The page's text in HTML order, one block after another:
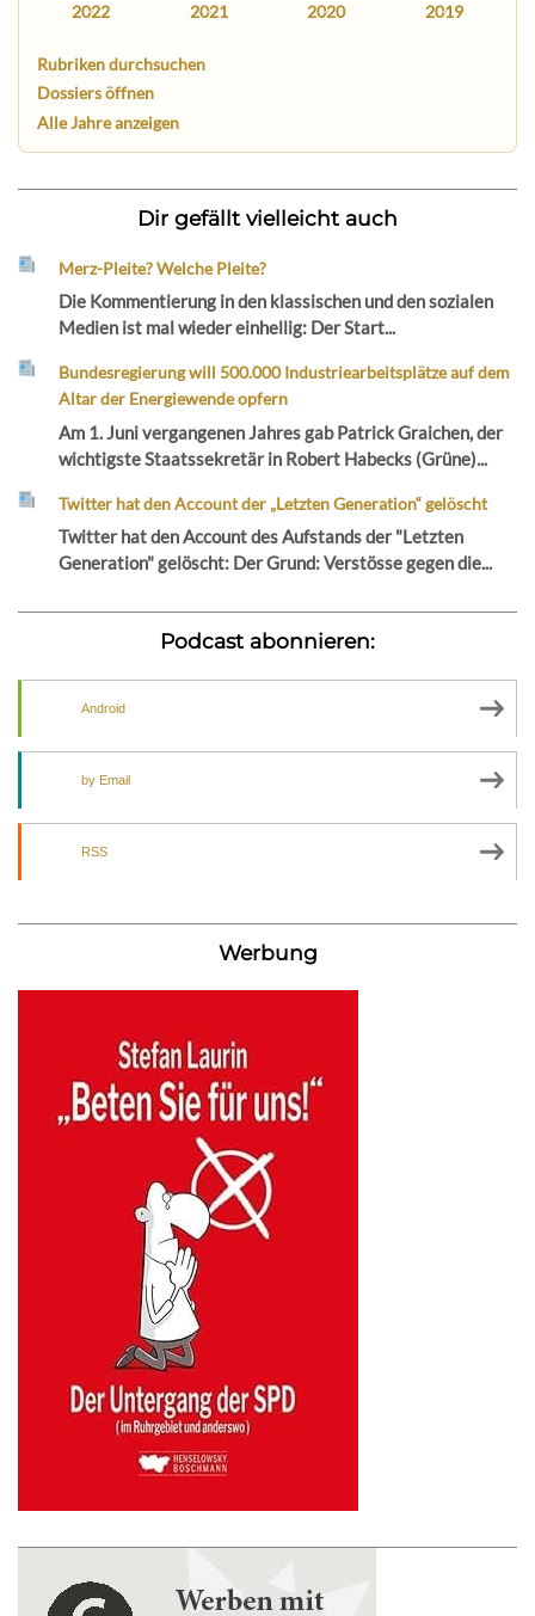
2022 2021 2020 2019
Rubriken durchsuchen
Dossiers öffnen
Alle Jahre anzeigen
Dir gefällt vielleicht auch
Merz-Pleite? Welche Pleite?
Die Kommentierung in den klassischen und den sozialen
Medien ist mal wieder einhellig: Der Start...
Bundesregierung will 500.000 Industriearbeitsplätze auf dem
Altar der Energiewende opfern
Am 1. Juni vergangenen Jahres gab Patrick Graichen, der
wichtigste Staatssekretär in Robert Habecks (Grüne)...
Twitter hat den Account der „Letzten Generation“ gelöscht
Twitter hat den Account des Aufstands der "Letzten
Generation" gelöscht: Der Grund: Verstösse gegen die...
Podcast abonnieren:
Android
by Email
RSS
Werbung